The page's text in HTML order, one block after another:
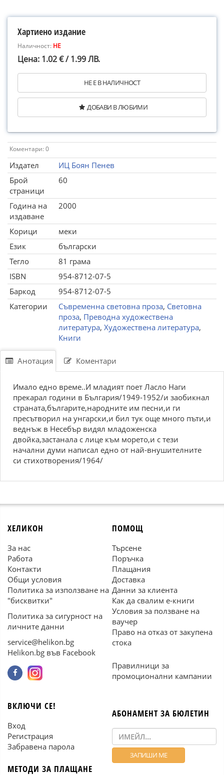
Хартиено издание
Наличност: НЕ
Цена: 1.02 € / 1.99 ЛВ.
НЕ Е В НАЛИЧНОСТ
ДОБАВИ В ЛЮБИМИ
Коментари: 0
Издател
ИЦ Боян Пенев
Брой
страници
60
Година на
издаване
2000
Корици
меки
Език
български
Тегло
81 грама
ISBN
954-8712-07-5
Баркод
954-8712-07-5
Категории
Съвременна световна проза, Световна
проза, Преводна художествена
литература, Художествена литература,
Книги
Анотация Коментари
Имало едно време..И младият поет Ласло Наги
прекарал години в България/1949-1952/и заобикнал
страната,българите,народните им песни,и ги
пресътворил на унгарски,и бил тук още много пъти,и
веднъж в Несебър видял младоженска
двойка,застанала с лице към морето,и с тези
начални думи написал едно от най-внушителните
си стихотворения/1964/
ХЕЛИКОН
За нас
Работа
Контакти
Общи условия
Политика за използване на
"бисквитки"
Политика за сигурност на
личните данни
service@helikon.bg
Helikon.bg във Facebook
ПОМОЩ
Търсене
Поръчка
Плащания
Доставка
Данни за клиента
Как да свалим е-книги
Условия за ползване на
ваучер
Право на отказ от закупена
стока
Правилници за
промоционални кампании
ВКЛЮЧИ СЕ!
Вход
Регистрация
Забравена парола
МЕТОДИ ЗА ПЛАЩАНЕ
АБОНАМЕНТ ЗА БЮЛЕТИН